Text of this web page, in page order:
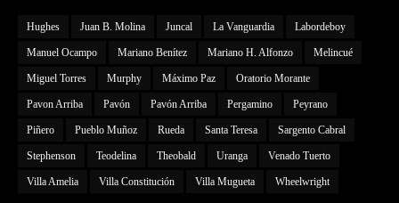
Hughes Juan B. Molina Juncal La Vanguardia Labordeboy
Manuel Ocampo Mariano Benítez Mariano H. Alfonzo Melincué
Miguel Torres Murphy Máximo Paz Oratorio Morante
Pavon Arriba Pavón Pavón Arriba Pergamino Peyrano
Piñero Pueblo Muñoz Rueda Santa Teresa Sargento Cabral
Stephenson Teodelina Theobald Uranga Venado Tuerto
Villa Amelia Villa Constitución Villa Mugueta Wheelwright